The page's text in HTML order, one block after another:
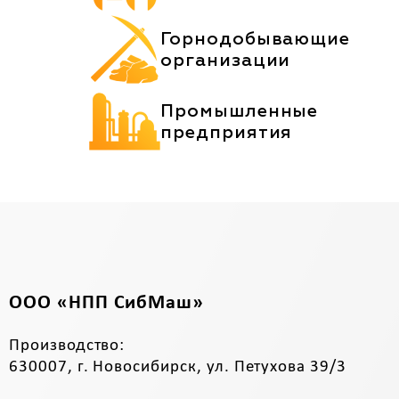
Горнодобывающие
организации
Промышленные
предприятия
ООО «НПП СибМаш»
Производство:
630007, г. Новосибирск, ул. Петухова 39/3